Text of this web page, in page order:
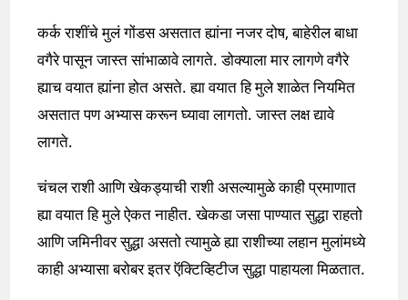
कर्क राशींचे मुलं गोंडस असतात ह्यांना नजर दोष, बाहेरील बाधा
वगैरे पासून जास्त सांभाळावे लागते. डोक्याला मार लागणे वगैरे
ह्याच वयात ह्यांना होत असते. ह्या वयात हि मुले शाळेत नियमित
असतात पण अभ्यास करून घ्यावा लागतो. जास्त लक्ष द्यावे
लागते.
चंचल राशी आणि खेकड्याची राशी असल्यामुळे काही प्रमाणात
ह्या वयात हि मुले ऐकत नाहीत. खेकडा जसा पाण्यात सुद्धा राहतो
आणि जमिनीवर सुद्धा असतो त्यामुळे ह्या राशीच्या लहान मुलांमध्ये
काही अभ्यासा बरोबर इतर ऍक्टिव्हिटीज सुद्धा पाहायला मिळतात.